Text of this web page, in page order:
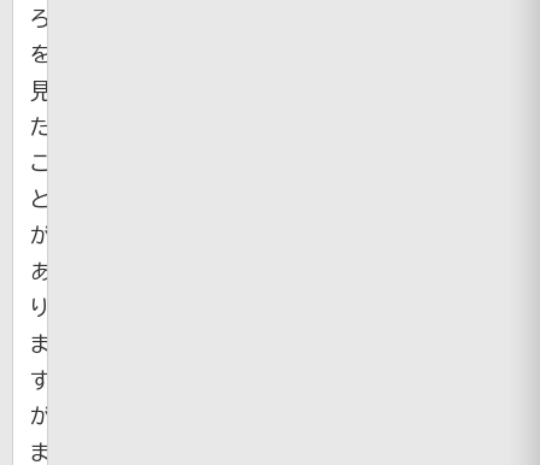
ろ
を
見
た
こ
と
が
あ
り
ま
す
が、
ま